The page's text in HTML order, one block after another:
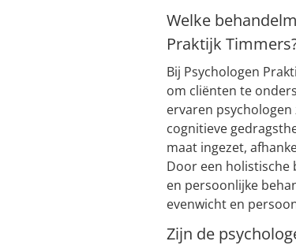
Welke
Praktijk
Bij Psychologen
om cliënten te
ervaren
cognitieve
maat ingezet,
Door een holistische
en persoonlijke
evenwicht en
Zijn de